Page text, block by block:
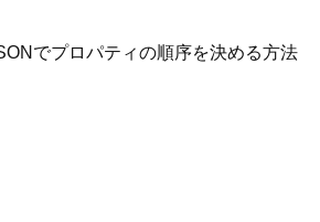
でプロパティの順序を決める方法